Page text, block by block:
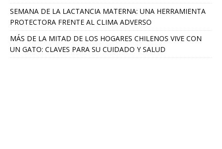
SEMANA DE LA LACTANCIA MATERNA: UNA HERRAMIENTA
PROTECTORA FRENTE AL CLIMA ADVERSO
MÁS DE LA MITAD DE LOS HOGARES CHILENOS VIVE CON
UN GATO: CLAVES PARA SU CUIDADO Y SALUD